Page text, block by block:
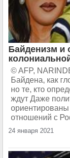
Байденизм и
© AFP,
Байдена, как
но те, кто
ждут Даже
отношений с
24 января 2021